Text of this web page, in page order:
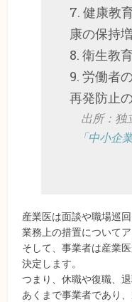
7. 健康教
康の保持
8. 衛生教
9. 労働者
再発防止
出所：独
「中小企
産業医は面談や職場巡
業務上の措置について
そして、事業者は産業
決定します。
つまり、休職や復職、
あくまで事業者であり